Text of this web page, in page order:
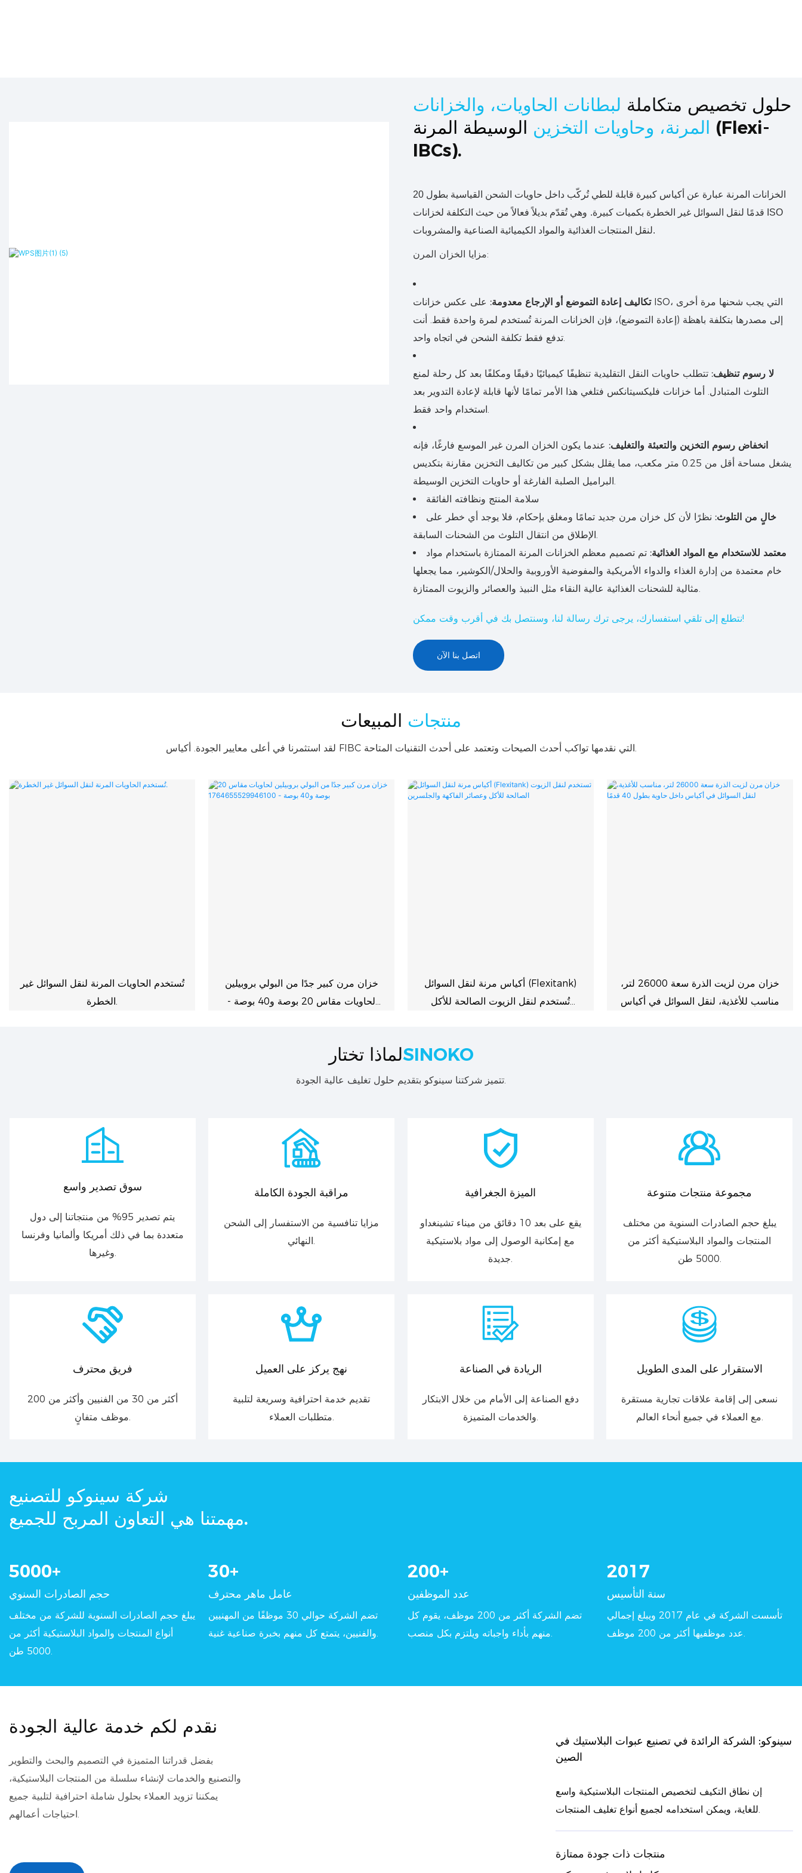
حلول تخصيص متكاملة لبطانات الحاويات، والخزانات
المرنة، وحاويات التخزين الوسيطة المرنة
(Flexi-
IBCs).
الخزانات المرنة عبارة عن أكياس كبيرة قابلة للطي تُركّب داخل حاويات الشحن القياسية بطول 20
قدمًا لنقل السوائل غير الخطرة بكميات كبيرة. وهي تُقدّم بديلاً فعالاً من حيث التكلفة لخزانات ISO
لنقل المنتجات الغذائية والمواد الكيميائية الصناعية والمشروبات.
مزايا الخزان المرن:
تكاليف إعادة التموضع أو الإرجاع معدومة:على عكس خزانات ISO، التي يجب شحنها مرة أخرى
إلى مصدرها بتكلفة باهظة (إعادة التموضع)، فإن الخزانات المرنة تُستخدم لمرة واحدة فقط. أنت
لا رسوم تنظيف:تتطلب حاويات النقل التقليدية تنظيفًا كيميائيًا دقيقًا ومكلفًا بعد كل رحلة لمنع
التلوث المتبادل. أما خزانات فليكسيتانكس فتلغي هذا الأمر تمامًا لأنها قابلة لإعادة التدوير بعد
انخفاض رسوم التخزين والتعبئة والتغليف:عندما يكون الخزان المرن غير الموسع فارغًا، فإنه
يشغل مساحة أقل من 0.25 متر مكعب، مما يقلل بشكل كبير من تكاليف التخزين مقارنة بتكديس
سلامة المنتج ونظافته الفائقة
خالٍ من التلوث:نظرًا لأن كل خزان مرن جديد تمامًا ومغلق بإحكام، فلا يوجد أي خطر على
معتمد للاستخدام مع المواد الغذائية:تم تصميم معظم الخزانات المرنة الممتازة باستخدام مواد
خام معتمدة من إدارة الغذاء والدواء الأمريكية والمفوضية الأوروبية والحلال/الكوشير، مما يجعلها
نتطلع إلى تلقي استفسارك، يرجى ترك رسالة لنا، وسنتصل بك في أقرب وقت ممكن!
اتصل بنا الآن
منتجات المبيعات
لقد استثمرنا في أعلى معايير الجودة. أكياس FIBC التي نقدمها تواكب أحدث الصيحات وتعتمد على أحدث التقنيات المتاحة.
تُستخدم الحاويات المرنة لنقل السوائل غير
الخطرة.
خزان مرن كبير جدًا من البولي بروبيلين
لحاويات مقاس 20 بوصة و40 بوصة -
أكياس مرنة لنقل السوائل (Flexitank)
تُستخدم لنقل الزيوت الصالحة للأكل
خزان مرن لزيت الذرة سعة 26000 لتر،
مناسب للأغذية، لنقل السوائل في أكياس
لماذا تختارSINOKO
تتميز شركتنا سينوكو بتقديم حلول تغليف عالية الجودة.
سوق تصدير واسع
يتم تصدير 95% من منتجاتنا إلى دول
متعددة بما في ذلك أمريكا وألمانيا وفرنسا
وغيرها.
مراقبة الجودة الكاملة
مزايا تنافسية من الاستفسار إلى الشحن
النهائي.
الميزة الجغرافية
يقع على بعد 10 دقائق من ميناء تشينغداو
مع إمكانية الوصول إلى مواد بلاستيكية
جديدة.
مجموعة منتجات متنوعة
يبلغ حجم الصادرات السنوية من مختلف
المنتجات والمواد البلاستيكية أكثر من
5000 طن.
فريق محترف
أكثر من 30 من الفنيين وأكثر من 200
موظف متفانٍ.
نهج يركز على العميل
تقديم خدمة احترافية وسريعة لتلبية
متطلبات العملاء.
الريادة في الصناعة
دفع الصناعة إلى الأمام من خلال الابتكار
والخدمات المتميزة.
الاستقرار على المدى الطويل
نسعى إلى إقامة علاقات تجارية مستقرة
مع العملاء في جميع أنحاء العالم.
شركة سينوكو للتصنيع
مهمتنا هي التعاون المربح للجميع.
5000+
حجم الصادرات السنوي
يبلغ حجم الصادرات السنوية للشركة من مختلف
أنواع المنتجات والمواد البلاستيكية أكثر من
30+
عامل ماهر محترف
تضم الشركة حوالي 30 موظفًا من المهنيين
200+
عدد الموظفين
تضم الشركة أكثر من 200 موظف، يقوم كل
2017
سنة التأسيس
تأسست الشركة في عام 2017 ويبلغ إجمالي
نقدم لكم خدمة عالية الجودة
بفضل قدراتنا المتميزة في التصميم والبحث والتطوير
والتصنيع والخدمات لإنشاء سلسلة من المنتجات البلاستيكية،
يمكننا تزويد العملاء بحلول شاملة احترافية لتلبية جميع
احتياجات أعمالهم.
سينوكو: الشركة الرائدة في تصنيع عبوات البلاستيك في
الصين
إن نطاق التكيف لتخصيص المنتجات البلاستيكية واسع
للغاية، ويمكن استخدامه لجميع أنواع تغليف المنتجات.
منتجات ذات جودة ممتازة